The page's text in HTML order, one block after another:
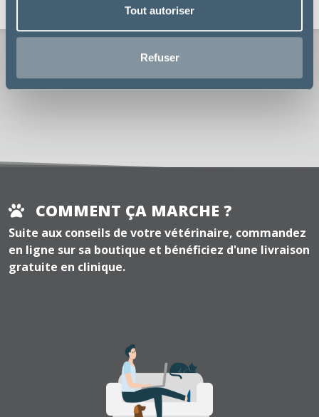
Tout autoriser
Refuser
24,49€
COMMENT ÇA MARCHE ?
Suite aux conseils de votre vétérinaire, commandez
en ligne sur sa boutique et bénéficiez d'une livraison
gratuite en clinique.